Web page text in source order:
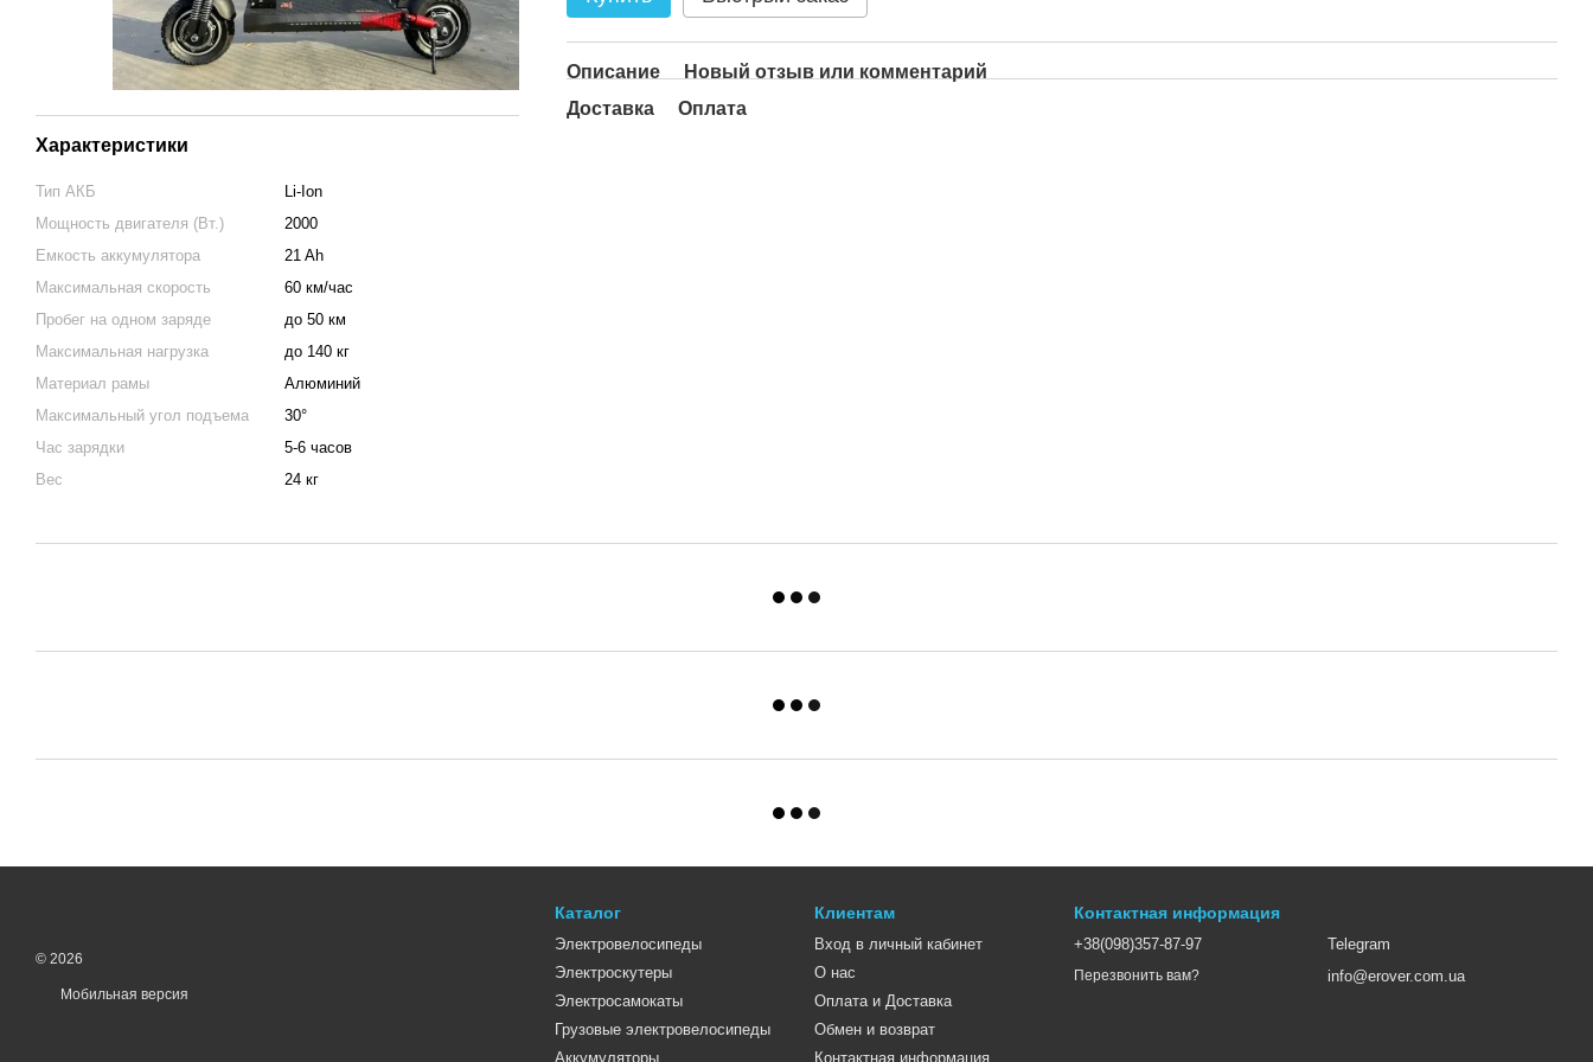
Характеристики
Тип АКБ
Li-Ion
Мощность двигателя (Вт.)
2000
Емкость аккумулятора
21 Ah
Максимальная скорость
60 км/час
Пробег на одном заряде
до 50 км
Максимальная нагрузка
до 140 кг
Материал рамы
Алюминий
Максимальный угол подъема
30°
Час зарядки
5-6 часов
Вес
24 кг
Описание
Новый отзыв или комментарий
Доставка
Оплата
© 2026
Мобильная версия
Каталог
Электровелосипеды
Электроскутеры
Электросамокаты
Грузовые электровелосипеды
Аккумуляторы
Клиентам
Вход в личный кабинет
О нас
Оплата и Доставка
Обмен и возврат
Контактная информация
Контактная информация
+38(098)357-87-97
Перезвонить вам?
Telegram
info@erover.com.ua